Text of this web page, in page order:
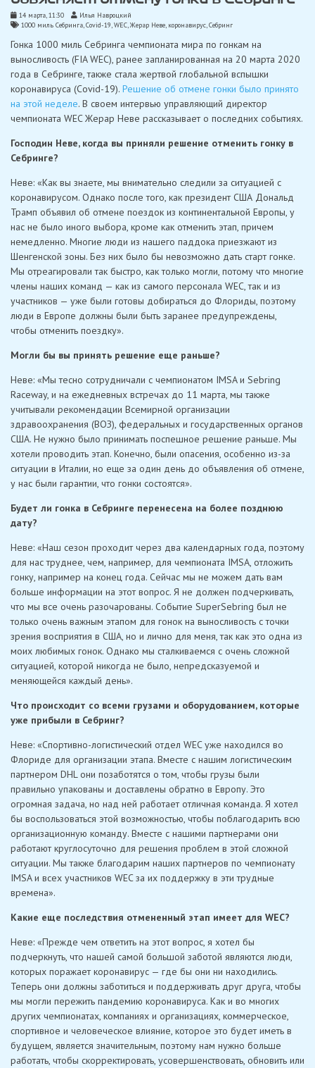
14 марта, 11:30
Илья Навроцкий
1000 миль Себринга,Covid-19,WEC,Жерар Неве, коронавирус,Себринг
Гонка 1000 миль Себринга чемпионата мира по гонкам на
выносливость (FIA WEC), ранее запланированная на 20 марта 2020
года в Себринге, также стала жертвой глобальной вспышки
коронавируса (Covid-19). Решение об отмене гонки было принято
на этой неделе. В своем интервью управляющий директор
чемпионата WEC Жерар Неве рассказывает о последних событиях.
Господин Неве, когда вы приняли решение отменить гонку в
Себринге?
Неве: «Как вы знаете, мы внимательно следили за ситуацией с
коронавирусом. Однако после того, как президент США Дональд
Трамп объявил об отмене поездок из континентальной Европы, у
нас не было иного выбора, кроме как отменить этап, причем
немедленно. Многие люди из нашего паддока приезжают из
Шенгенской зоны. Без них было бы невозможно дать старт гонке.
Мы отреагировали так быстро, как только могли, потому что многие
члены наших команд — как из самого персонала WEC, так и из
участников — уже были готовы добираться до Флориды, поэтому
люди в Европе должны были быть заранее предупреждены,
чтобы отменить поездку».
Могли бы вы принять решение еще раньше?
Неве: «Мы тесно сотрудничали с чемпионатом IMSA и Sebring
Raceway, и на ежедневных встречах до 11 марта, мы также
учитывали рекомендации Всемирной организации
здравоохранения (ВОЗ), федеральных и государственных органов
США. Не нужно было принимать поспешное решение раньше. Мы
хотели проводить этап. Конечно, были опасения, особенно из-за
ситуации в Италии, но еще за один день до объявления об отмене,
у нас были гарантии, что гонки состоятся».
Будет ли гонка в Себринге перенесена на более позднюю
дату?
Неве: «Наш сезон проходит через два календарных года, поэтому
для нас труднее, чем, например, для чемпионата IMSA, отложить
гонку, например на конец года. Сейчас мы не можем дать вам
больше информации на этот вопрос. Я не должен подчеркивать,
что мы все очень разочарованы. Событие SuperSebring был не
только очень важным этапом для гонок на выносливость с точки
зрения восприятия в США, но и лично для меня, так как это одна из
моих любимых гонок. Однако мы сталкиваемся с очень сложной
ситуацией, которой никогда не было, непредсказуемой и
меняющейся каждый день».
Что происходит со всеми грузами и оборудованием, которые
уже прибыли в Себринг?
Неве: «Спортивно-логистический отдел WEC уже находился во
Флориде для организации этапа. Вместе с нашим логистическим
партнером DHL они позаботятся о том, чтобы грузы были
правильно упакованы и доставлены обратно в Европу. Это
огромная задача, но над ней работает отличная команда. Я хотел
бы воспользоваться этой возможностью, чтобы поблагодарить всю
организационную команду. Вместе с нашими партнерами они
работают круглосуточно для решения проблем в этой сложной
ситуации. Мы также благодарим наших партнеров по чемпионату
IMSA и всех участников WEC за их поддержку в эти трудные
времена».
Какие еще последствия отмененный этап имеет для WEC?
Неве: «Прежде чем ответить на этот вопрос, я хотел бы
подчеркнуть, что нашей самой большой заботой являются люди,
которых поражает коронавирус — где бы они ни находились.
Теперь они должны заботиться и поддерживать друг друга, чтобы
мы могли пережить пандемию коронавируса. Как и во многих
других чемпионатах, компаниях и организациях, коммерческое,
спортивное и человеческое влияние, которое это будет иметь в
будущем, является значительным, поэтому нам нужно больше
работать, чтобы скорректировать, усовершенствовать, обновить или